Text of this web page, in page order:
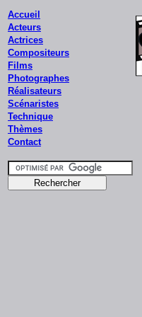
Accueil
Acteurs
Actrices
Compositeurs
Films
Photographes
Réalisateurs
Scénaristes
Technique
Thèmes
Contact